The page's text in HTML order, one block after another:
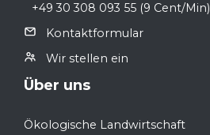
+49 30 308 093 55 (9 Cent/Min)
Kontaktformular
Wir stellen ein
Über uns
Ökologische Landwirtschaft